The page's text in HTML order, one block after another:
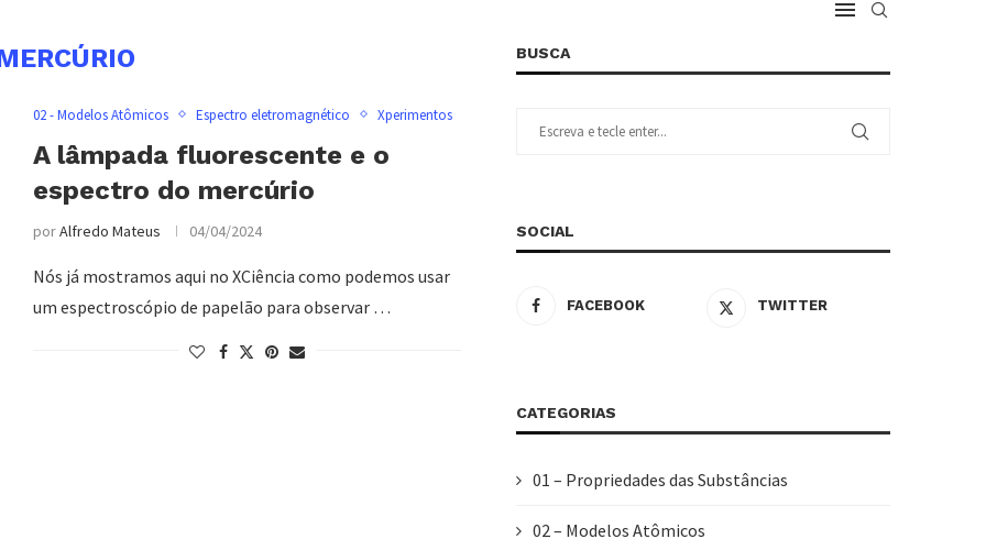
02 - Modelos Atômicos Espectro eletromagnético Xperimentos
A lâmpada fluorescente e o
espectro do mercúrio
porAlfredo Mateus 04/04/2024
Nós já mostramos aqui no XCiência como podemos usar
um espectroscópio de papelão para observar …
BUSCA
SOCIAL
FACEBOOK TWITTER
CATEGORIAS
01 – Propriedades das Substâncias
02 – Modelos Atômicos